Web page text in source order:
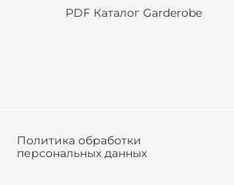
PDF Каталог Garderobe
Политика обработки
персональных данных